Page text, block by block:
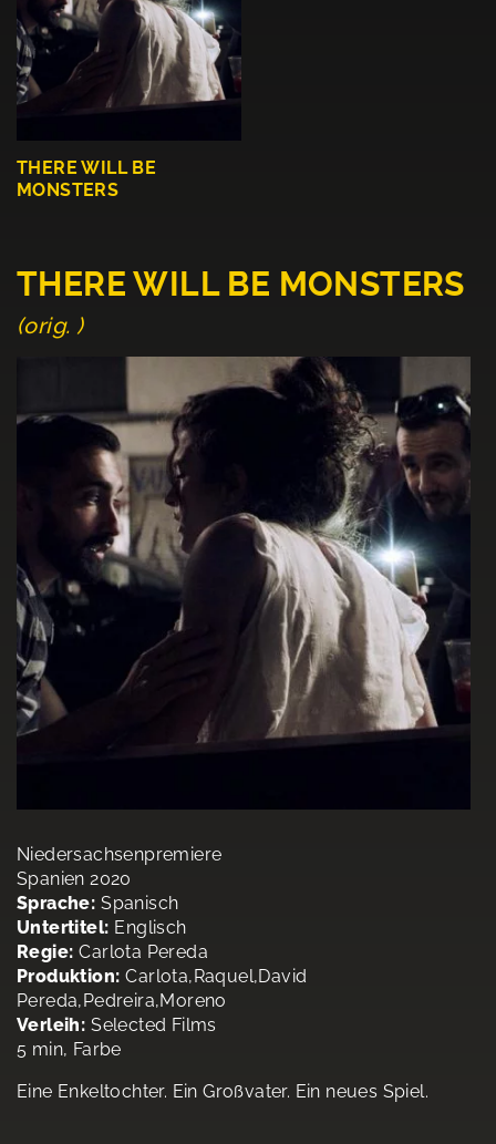
THERE WILL BE
MONSTERS
THERE WILL BE MONSTERS
(orig. )
Niedersachsenpremiere
Spanien 2020
Sprache: Spanisch
Untertitel: Englisch
Regie: Carlota Pereda
Produktion: Carlota,Raquel,David
Pereda,Pedreira,Moreno
Verleih: Selected Films
5 min, Farbe
Eine Enkeltochter. Ein Großvater. Ein neues Spiel.